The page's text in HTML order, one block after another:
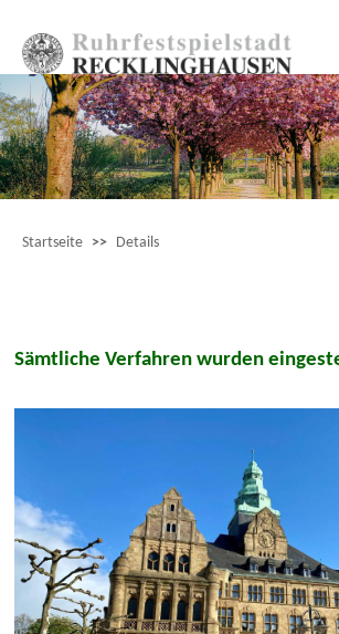
Startseite >> Details
Sämtliche Verfahren wurden